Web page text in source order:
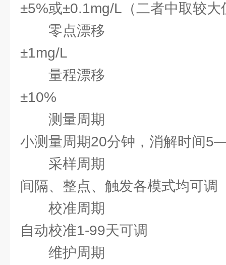
±5%或±0.1mg/L（二者中取较大
零点漂移
±1mg/L
量程漂移
±10%
测量周期
小测量周期20分钟，消解时间
采样周期
间隔、整点、触发各模式均可调
校准周期
自动校准1-99天可调
维护周期